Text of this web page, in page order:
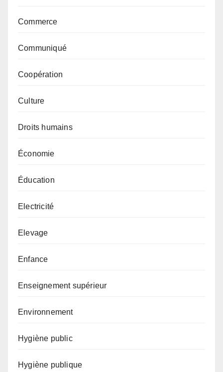
Commerce
Communiqué
Coopération
Culture
Droits humains
Économie
Éducation
Electricité
Elevage
Enfance
Enseignement supérieur
Environnement
Hygiène public
Hygiène publique